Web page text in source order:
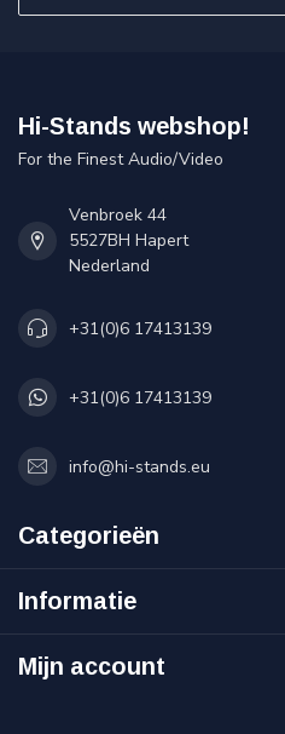
Hi-Stands webshop!
For the Finest Audio/Video
Venbroek 44
5527BH Hapert
Nederland
+31(0)6 17413139
+31(0)6 17413139
info@hi-stands.eu
Categorieën
Informatie
Mijn account